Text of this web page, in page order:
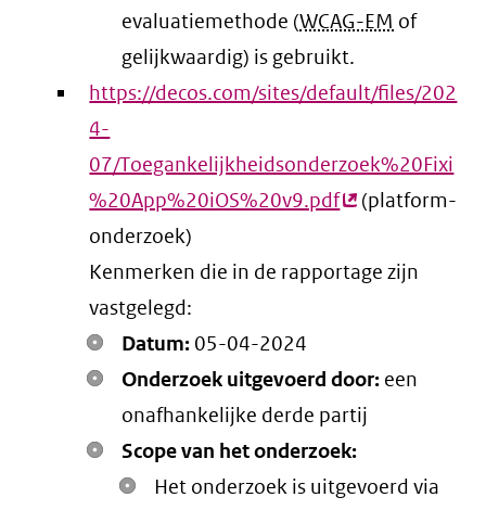
evaluatiemethode (WCAG-EM of
gelijkwaardig) is gebruikt.
https://decos.com/sites/default/files/202
4-
07/Toegankelijkheidsonderzoek%20Fixi
%20App%20iOS%20v9.pdf(externe
(platform-
onderzoek)
Kenmerken die in de rapportage zijn
vastgelegd:
Datum: 05-04-2024
Onderzoek uitgevoerd door: een
onafhankelijke derde partij
Scope van het onderzoek:
Het onderzoek is uitgevoerd via